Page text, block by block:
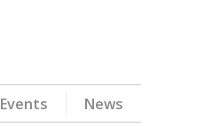
Events News